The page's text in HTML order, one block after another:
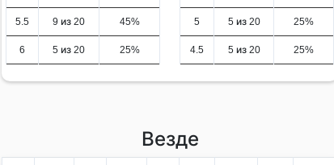
5.5 9 из 20 45%
6 5 из 20 25%
5 5 из 20 25%
4.5 5 из 20 25%
Везде